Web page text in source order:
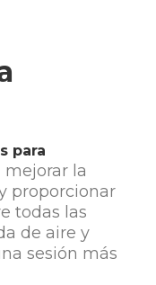
para
mejorar la
proporcionar
todas las
de aire y
sesión más